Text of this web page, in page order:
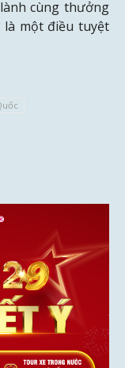
cùng thưởng
một điều tuyệt